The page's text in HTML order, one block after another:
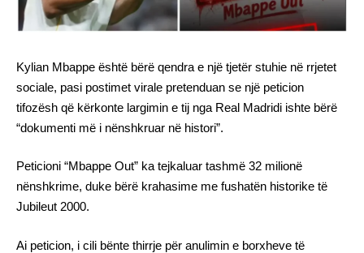
Kylian Mbappe është bërë qendra e një tjetër stuhie në rrjetet
sociale, pasi postimet virale pretenduan se një peticion
tifozësh që kërkonte largimin e tij nga Real Madridi ishte bërë
“dokumenti më i nënshkruar në histori”.
Peticioni “Mbappe Out” ka tejkaluar tashmë 32 milionë
nënshkrime, duke bërë krahasime me fushatën historike të
Jubileut 2000.
Ai peticion, i cili bënte thirrje për anulimin e borxheve të